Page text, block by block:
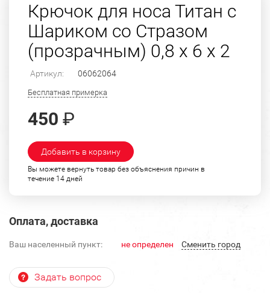
Крючок для носа Титан с
Шариком со Стразом
(прозрачным) 0,8 х 6 х 2
Артикул: 06062064
Бесплатная примерка
450 ₽
Добавить в корзину
Вы можете вернуть товар без объяснения причин в
течение 14 дней
Оплата, доставка
Ваш населенный пункт: не определен Cменить город
Задать вопрос